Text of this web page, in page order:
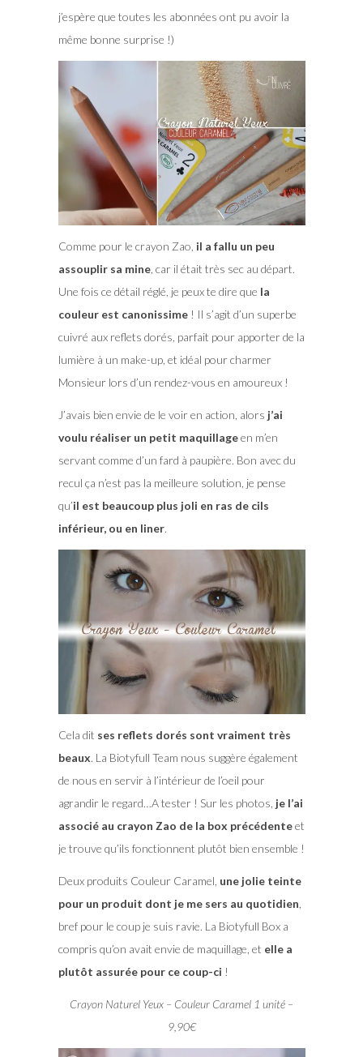
j’espère que toutes les abonnées ont pu avoir la
même bonne surprise !)
Comme pour le crayon Zao, il a fallu un peu
assouplir sa mine, car il était très sec au départ.
Une fois ce détail réglé, je peux te dire que la
couleur est canonissime! Il s’agit d’un superbe
cuivré aux reflets dorés, parfait pour apporter de la
lumière à un make-up, et idéal pour charmer
Monsieur lors d’un rendez-vous en amoureux !
J’avais bien envie de le voir en action, alors j’ai
voulu réaliser un petit maquillageen m’en
servant comme d’un fard à paupière. Bon avec du
recul ça n’est pas la meilleure solution, je pense
qu’il est beaucoup plus joli en ras de cils
inférieur, ou en liner.
Cela dit ses reflets dorés sont vraiment très
beaux. La Biotyfull Team nous suggère également
de nous en servir à l’intérieur de l’oeil pour
agrandir le regard…A tester ! Sur les photos, je l’ai
associé au crayon Zao de la box précédenteet
je trouve qu’ils fonctionnent plutôt bien ensemble !
Deux produits Couleur Caramel, une jolie teinte
pour un produit dont je me sers au quotidien
bref pour le coup je suis ravie. La Biotyfull Box a
compris qu’on avait envie de maquillage, et elle a
plutôt assurée pour ce coup-ci !
Crayon Naturel Yeux – Couleur Caramel 1 unité –
9,90€